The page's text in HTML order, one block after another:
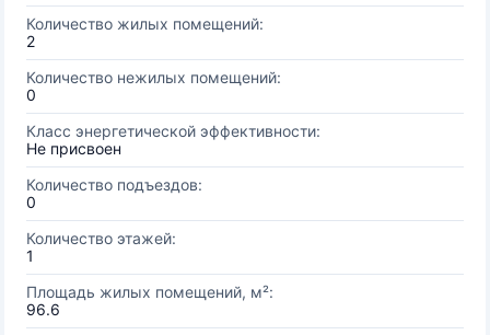
Количество жилых помещений:
2
Количество нежилых помещений:
0
Класс энергетической эффективности:
Не присвоен
Количество подъездов:
0
Количество этажей:
1
Площадь жилых помещений, м²:
96.6